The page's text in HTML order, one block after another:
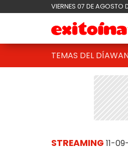
VIERNES 07 DE AGOSTO
TEMAS DEL DÍA
STREAMING 11-